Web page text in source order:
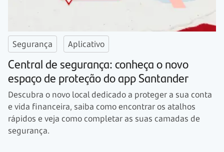
Segurança Aplicativo
Central de segurança: conheça o novo
espaço de proteção do app Santander
Descubra o novo local dedicado a proteger a sua conta
e vida financeira, saiba como encontrar os atalhos
rápidos e veja como completar as suas camadas de
segurança.